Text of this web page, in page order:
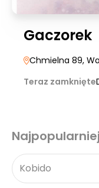
Gaczorek
Chmielna 89,
Teraz zamknięte
Kobido